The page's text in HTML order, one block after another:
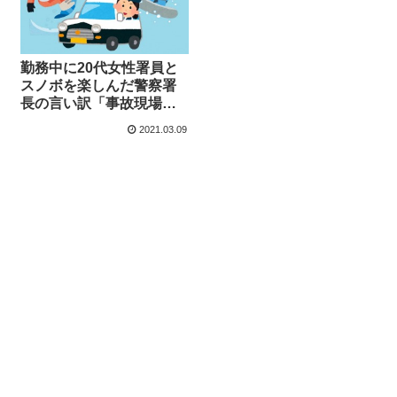
勤務中に20代女性署員と
スノボを楽しんだ警察署
長の言い訳「事故現場が
なりに確認するためだ」
2021.03.09